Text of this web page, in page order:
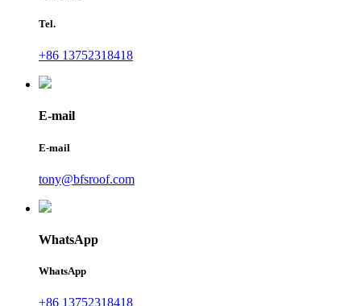
Tel.
+86 13752318418
E-mail
E-mail
tony@bfsroof.com
WhatsApp
WhatsApp
+86 13752318418